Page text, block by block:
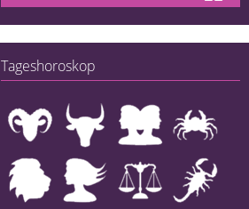
Tageshoroskop